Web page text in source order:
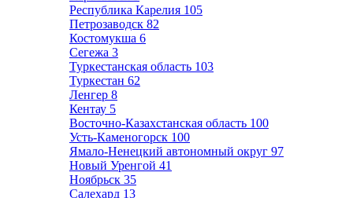
Республика Карелия 105
Петрозаводск 82
Костомукша 6
Сегежа 3
Туркестанская область 103
Туркестан 62
Ленгер 8
Кентау 5
Восточно-Казахстанская область 100
Усть-Каменогорск 100
Ямало-Ненецкий автономный округ 97
Новый Уренгой 41
Ноябрьск 35
Салехард 13